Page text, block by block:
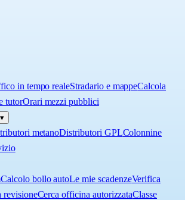
in tempo realeStradario e mappeCalcola
tutorOrari mezzi pubblici
▾
metanoDistributori GPLColonnine
Calcolo bollo autoLe mie scadenzeVerifica
revisioneCerca officina autorizzataClasse